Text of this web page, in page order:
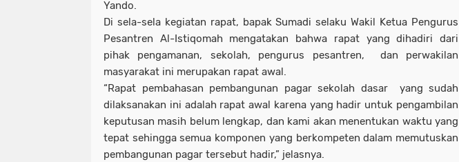
Yando.
Di sela-sela kegiatan rapat, bapak Sumadi selaku Wakil Ketua Pengurus
Pesantren Al-Istiqomah mengatakan bahwa rapat yang dihadiri dari
pihak pengamanan, sekolah, pengurus pesantren, dan perwakilan
masyarakat ini merupakan rapat awal.
“Rapat pembahasan pembangunan pagar sekolah dasar yang sudah
dilaksanakan ini adalah rapat awal karena yang hadir untuk pengambilan
keputusan masih belum lengkap, dan kami akan menentukan waktu yang
tepat sehingga semua komponen yang berkompeten dalam memutuskan
pembangunan pagar tersebut hadir,” jelasnya.